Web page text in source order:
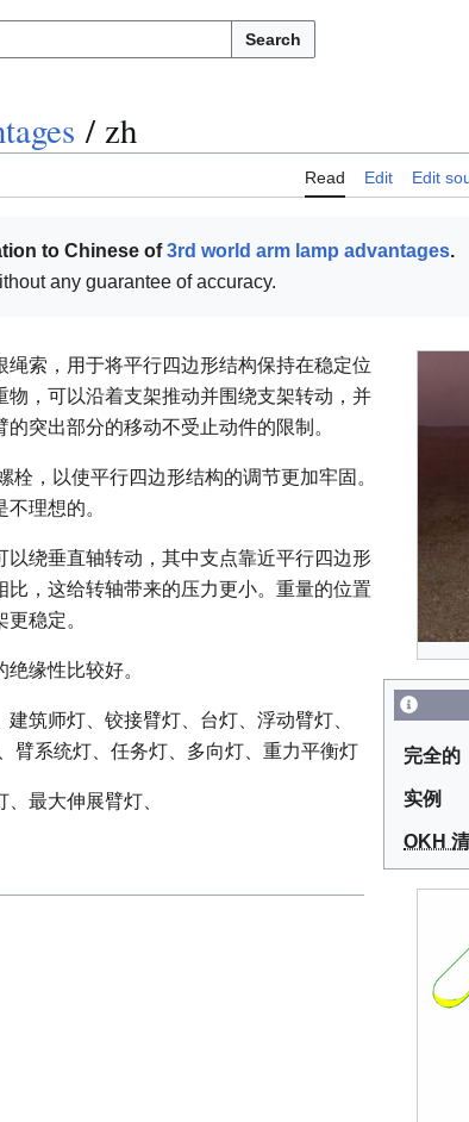
Search
/ zh
Read Edit Edit
to Chinese of3rd world arm lamp advantages.
any guarantee of accuracy.
完全的
实例
OKH
绳索，用于将平行四边形结构保持在稳定位
，可以沿着支架推动并围绕支架转动，并
突出部分的移动不受止动件的限制。
，以使平行四边形结构的调节更加牢固。
理想的。
绕垂直轴转动，其中支点靠近平行四边形
，这给转轴带来的压力更小。重量的位置
稳定。
缘性比较好。
筑师灯、铰接臂灯、台灯、浮动臂灯、
臂系统灯、任务灯、多向灯、重力平衡灯
最大伸展臂灯、